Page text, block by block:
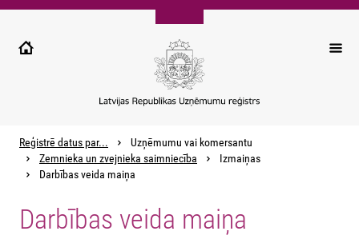
Pārlekt
galveno
Reģistrē datus par...
Uzņēmumu vai komersantu
Zemnieka un zvejnieka saimniecība
Izmaiņas
Darbības veida maiņa
Darbības veida maiņa